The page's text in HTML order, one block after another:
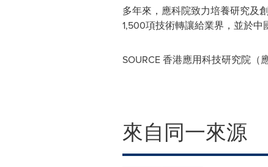
多年來，應科院致力培養研究及
1,500項技術轉讓給業界，並於
SOURCE 香港應用科技研究院（
來自同一來源